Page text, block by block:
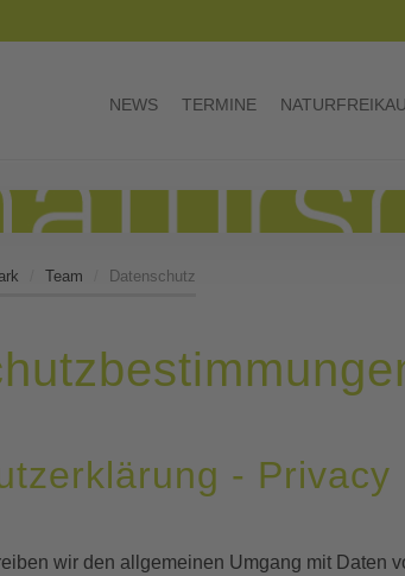
NEWS TERMINE
Team Datenschutz
- Privacy
wir den allgemeinen Umgang mit Daten